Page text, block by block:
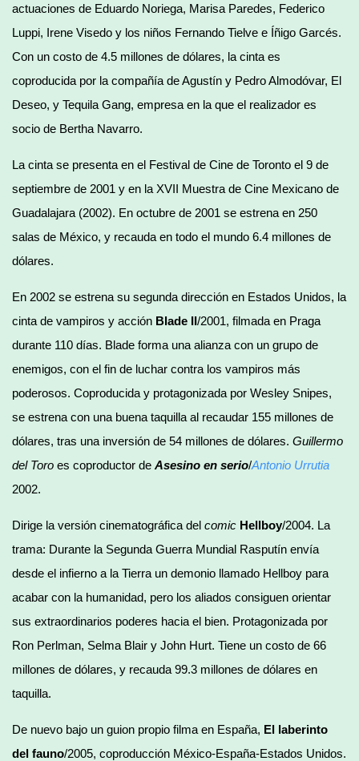
actuaciones de Eduardo Noriega, Marisa Paredes, Federico
Luppi, Irene Visedo y los niños Fernando Tielve e Íñigo Garcés.
Con un costo de 4.5 millones de dólares, la cinta es
coproducida por la compañía de Agustín y Pedro Almodóvar, El
Deseo, y Tequila Gang, empresa en la que el realizador es
socio de Bertha Navarro.
La cinta se presenta en el Festival de Cine de Toronto el 9 de
septiembre de 2001 y en la XVII Muestra de Cine Mexicano de
Guadalajara (2002). En octubre de 2001 se estrena en 250
salas de México, y recauda en todo el mundo 6.4 millones de
dólares.
En 2002 se estrena su segunda dirección en Estados Unidos, la
cinta de vampiros y acción Blade II/2001, filmada en Praga
durante 110 días. Blade forma una alianza con un grupo de
enemigos, con el fin de luchar contra los vampiros más
poderosos. Coproducida y protagonizada por Wesley Snipes,
se estrena con una buena taquilla al recaudar 155 millones de
dólares, tras una inversión de 54 millones de dólares. Guillermo
del Toro es coproductor de Asesino en serio/Antonio Urrutia
2002.
Dirige la versión cinematográfica del comic Hellboy/2004. La
trama: Durante la Segunda Guerra Mundial Rasputín envía
desde el infierno a la Tierra un demonio llamado Hellboy para
acabar con la humanidad, pero los aliados consiguen orientar
sus extraordinarios poderes hacia el bien. Protagonizada por
Ron Perlman, Selma Blair y John Hurt. Tiene un costo de 66
millones de dólares, y recauda 99.3 millones de dólares en
taquilla.
De nuevo bajo un guion propio filma en España, El laberinto
del fauno/2005, coproducción México-España-Estados Unidos.